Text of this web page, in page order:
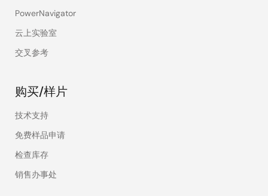
PowerNavigator
云上实验室
交叉参考
购买/样片
技术支持
免费样品申请
检查库存
销售办事处